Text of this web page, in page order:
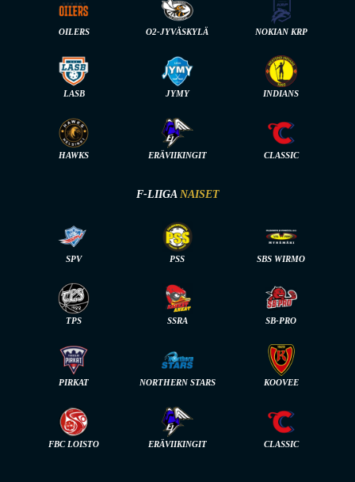
OILERS O2-JYVÄSKYLÄ NOKIAN KRP
LASB JYMY INDIANS
HAWKS ERÄVIIKINGIT CLASSIC
F-LIIGA NAISET
SPV PSS SBS WIRMO
TPS SSRA SB-PRO
PIRKAT NORTHERN STARS KOOVEE
FBC LOISTO ERÄVIIKINGIT CLASSIC